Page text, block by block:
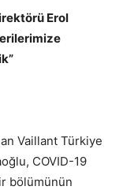
Erol
Vaillant Türkiye
COVID-19
bölümünün